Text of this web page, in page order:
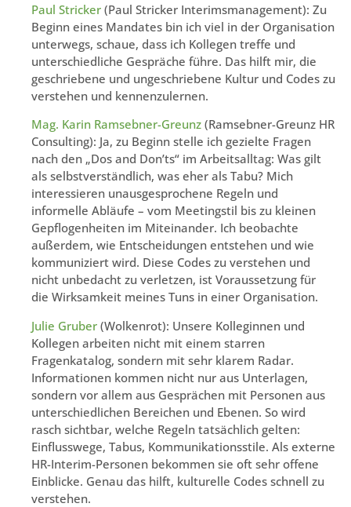
Paul Stricker (Paul Stricker Interimsmanagement): Zu
Beginn eines Mandates bin ich viel in der Organisation
unterwegs, schaue, dass ich Kollegen treffe und
unterschiedliche Gespräche führe. Das hilft mir, die
geschriebene und ungeschriebene Kultur und Codes zu
verstehen und kennenzulernen.
Mag. Karin Ramsebner-Greunz (Ramsebner-Greunz HR
Consulting): Ja, zu Beginn stelle ich gezielte Fragen
nach den „Dos and Don’ts“ im Arbeitsalltag: Was gilt
als selbstverständlich, was eher als Tabu? Mich
interessieren unausgesprochene Regeln und
informelle Abläufe – vom Meetingstil bis zu kleinen
Gepflogenheiten im Miteinander. Ich beobachte
außerdem, wie Entscheidungen entstehen und wie
kommuniziert wird. Diese Codes zu verstehen und
nicht unbedacht zu verletzen, ist Voraussetzung für
die Wirksamkeit meines Tuns in einer Organisation.
Julie Gruber (Wolkenrot): Unsere Kolleginnen und
Kollegen arbeiten nicht mit einem starren
Fragenkatalog, sondern mit sehr klarem Radar.
Informationen kommen nicht nur aus Unterlagen,
sondern vor allem aus Gesprächen mit Personen aus
unterschiedlichen Bereichen und Ebenen. So wird
rasch sichtbar, welche Regeln tatsächlich gelten:
Einflusswege, Tabus, Kommunikationsstile. Als externe
HR-Interim-Personen bekommen sie oft sehr offene
Einblicke. Genau das hilft, kulturelle Codes schnell zu
verstehen.